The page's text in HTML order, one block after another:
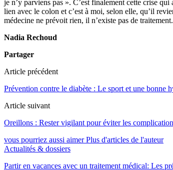
je n’y parviens pas ». C’est finalement cette crise
lien avec le colon et c’est à moi, selon elle, qu’il
médecine ne prévoit rien, il n’existe pas de traitement.
Nadia Rechoud
Partager
Article précédent
Prévention contre le diabète : Le sport et une bonne
Article suivant
Oreillons : Rester vigilant pour éviter les
vous pourriez aussi aimer Plus d'articles de l'auteur
Actualités & dossiers
Partir en vacances avec un traitement médical: Les